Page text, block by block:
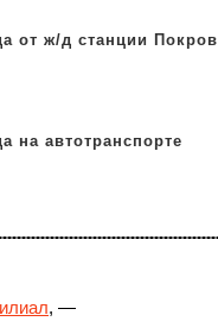
от ж/д станции Покров
на автотранспорте
, —